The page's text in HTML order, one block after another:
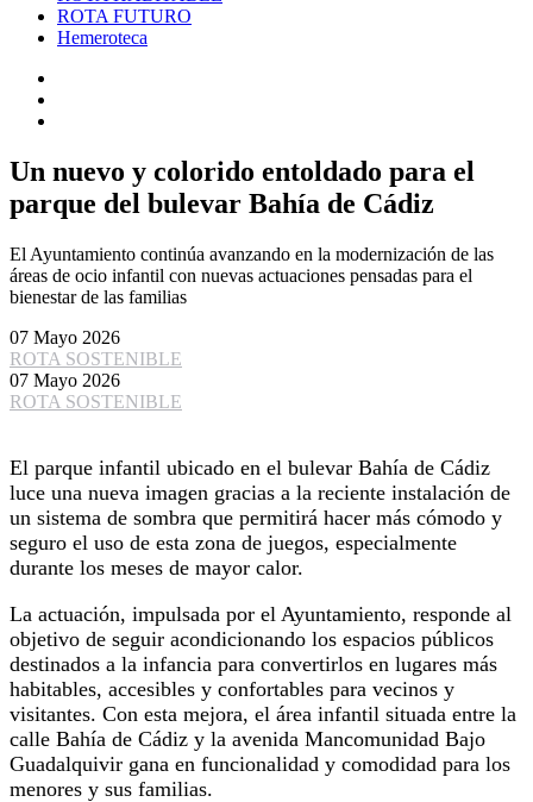
ROTA FUTURO
Hemeroteca
Un nuevo y colorido entoldado para el
parque del bulevar Bahía de Cádiz
El Ayuntamiento continúa avanzando en la modernización de las
áreas de ocio infantil con nuevas actuaciones pensadas para el
bienestar de las familias
07 Mayo 2026
ROTA SOSTENIBLE
07 Mayo 2026
ROTA SOSTENIBLE
El parque infantil ubicado en el bulevar Bahía de Cádiz
luce una nueva imagen gracias a la reciente instalación de
un sistema de sombra que permitirá hacer más cómodo y
seguro el uso de esta zona de juegos, especialmente
durante los meses de mayor calor.
La actuación, impulsada por el Ayuntamiento, responde al
objetivo de seguir acondicionando los espacios públicos
destinados a la infancia para convertirlos en lugares más
habitables, accesibles y confortables para vecinos y
visitantes. Con esta mejora, el área infantil situada entre la
calle Bahía de Cádiz y la avenida Mancomunidad Bajo
Guadalquivir gana en funcionalidad y comodidad para los
menores y sus familias.